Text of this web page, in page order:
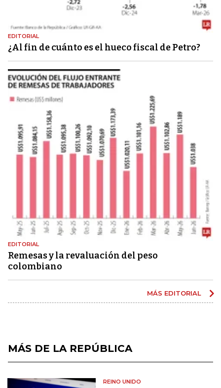
EDITORIAL
¿Al fin de cuánto es el hueco fiscal de Petro?
EDITORIAL
Remesas y la revaluación del peso
colombiano
MÁS EDITORIAL
MÁS DE LA REPÚBLICA
REINO UNIDO